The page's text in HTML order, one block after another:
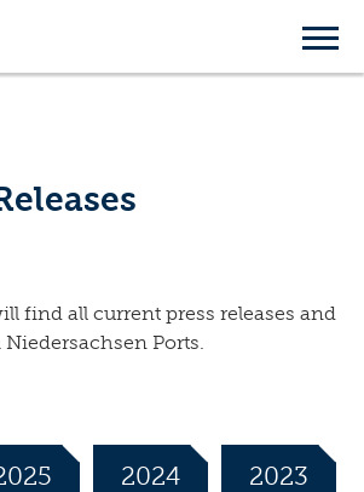
find all current press releases and
Ports.
2024 2023